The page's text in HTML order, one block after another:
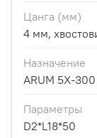
Цанга (мм)
4 мм,
Назначение
ARUM 5X-
Параметры
D2*L18*50